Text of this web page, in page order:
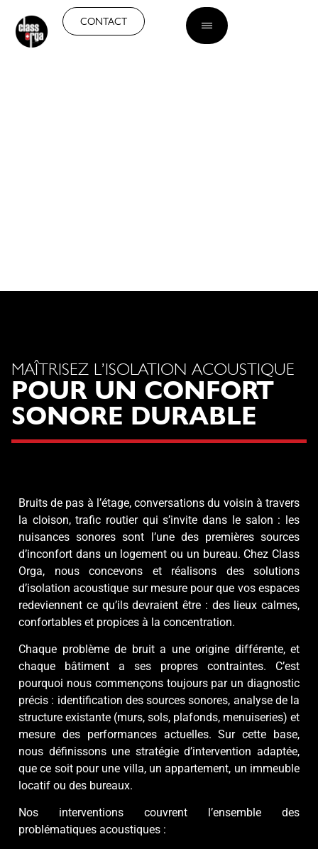
CONTACT
MAÎTRISEZ L’ISOLATION ACOUSTIQUE
POUR UN CONFORT
SONORE DURABLE
Bruits de pas à l’étage, conversations du voisin à travers
la cloison, trafic routier qui s’invite dans le salon : les
nuisances sonores sont l’une des premières sources
d’inconfort dans un logement ou un bureau. Chez Class
Orga, nous concevons et réalisons des solutions
d’isolation acoustique sur mesure pour que vos espaces
redeviennent ce qu’ils devraient être : des lieux calmes,
confortables et propices à la concentration.
Chaque problème de bruit a une origine différente, et
chaque bâtiment a ses propres contraintes. C’est
pourquoi nous commençons toujours par un diagnostic
précis : identification des sources sonores, analyse de la
structure existante (murs, sols, plafonds, menuiseries) et
mesure des performances actuelles. Sur cette base,
nous définissons une stratégie d’intervention adaptée,
que ce soit pour une villa, un appartement, un immeuble
locatif ou des bureaux.
Nos interventions couvrent l’ensemble des
problématiques acoustiques :